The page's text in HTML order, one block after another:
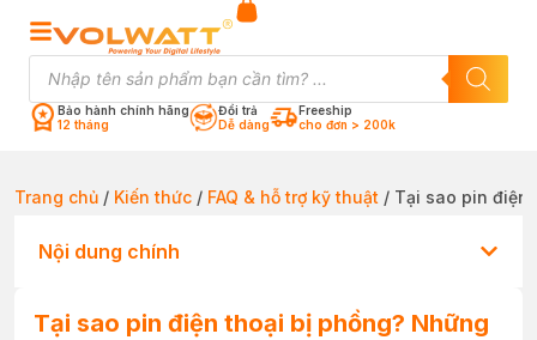
Bảo hành chính hãng
12 tháng
Đổi trả
Dễ dàng
Freeship
cho đơn > 200k
Trang chủ / Kiến thức / FAQ & hỗ trợ kỹ thuật / Tại sao pin điện
Nội dung chính
Tại sao pin điện thoại bị phồng? Những